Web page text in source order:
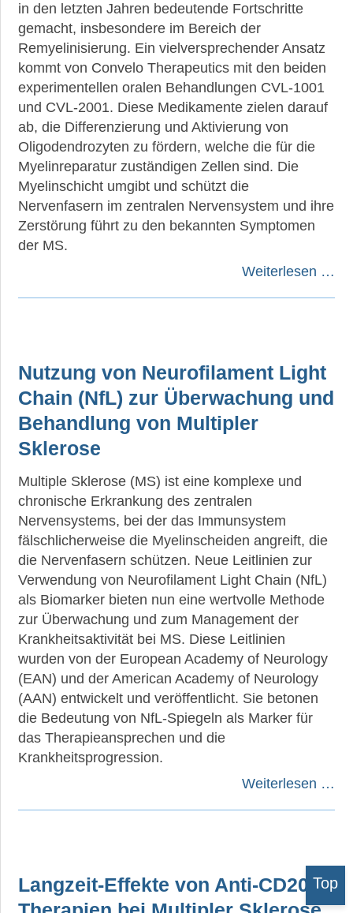
in den letzten Jahren bedeutende Fortschritte
gemacht, insbesondere im Bereich der
Remyelinisierung. Ein vielversprechender Ansatz
kommt von Convelo Therapeutics mit den beiden
experimentellen oralen Behandlungen CVL-1001
und CVL-2001. Diese Medikamente zielen darauf
ab, die Differenzierung und Aktivierung von
Oligodendrozyten zu fördern, welche die für die
Myelinreparatur zuständigen Zellen sind. Die
Myelinschicht umgibt und schützt die
Nervenfasern im zentralen Nervensystem und ihre
Zerstörung führt zu den bekannten Symptomen
der MS.
Weiterlesen …
Nutzung von Neurofilament Light
Chain (NfL) zur Überwachung und
Behandlung von Multipler
Sklerose
Multiple Sklerose (MS) ist eine komplexe und
chronische Erkrankung des zentralen
Nervensystems, bei der das Immunsystem
fälschlicherweise die Myelinscheiden angreift, die
die Nervenfasern schützen. Neue Leitlinien zur
Verwendung von Neurofilament Light Chain (NfL)
als Biomarker bieten nun eine wertvolle Methode
zur Überwachung und zum Management der
Krankheitsaktivität bei MS. Diese Leitlinien
wurden von der European Academy of Neurology
(EAN) und der American Academy of Neurology
(AAN) entwickelt und veröffentlicht. Sie betonen
die Bedeutung von NfL-Spiegeln als Marker für
das Therapieansprechen und die
Krankheitsprogression.
Weiterlesen …
Langzeit-Effekte von Anti-CD20-Top